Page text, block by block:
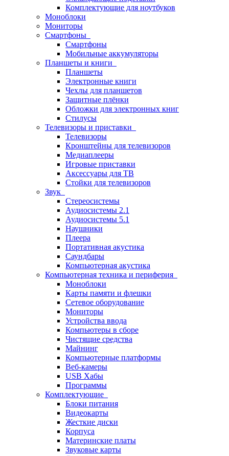
Комплектующие для ноутбуков
Моноблоки
Мониторы
Смартфоны
Смартфоны
Мобильные аккумуляторы
Планшеты и книги
Планшеты
Электронные книги
Чехлы для планшетов
Защитные плёнки
Обложки для электронных книг
Стилусы
Телевизоры и приставки
Телевизоры
Кронштейны для телевизоров
Медиаплееры
Игровые приставки
Аксессуары для ТВ
Стойки для телевизоров
Звук
Стереосистемы
Аудиосистемы 2.1
Аудиосистемы 5.1
Наушники
Плеера
Портативная акустика
Саундбары
Компьютерная акустика
Компьютерная техника и периферия
Моноблоки
Карты памяти и флешки
Сетевое оборудование
Мониторы
Устройства ввода
Компьютеры в сборе
Чистящие средства
Майнинг
Компьютерные платформы
Веб-камеры
USB Хабы
Программы
Комплектующие
Блоки питания
Видеокарты
Жесткие диски
Корпуса
Материнские платы
Звуковые карты